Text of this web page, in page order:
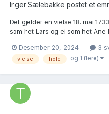
Inger Sælebakke postet et
Det gjelder en vielse 18. mai
som het Lars og ei som het
Lars som jeg er usikker på.
rubrikken for forlovet, så vidt jeg
Desember 20, 2024 3
vielse hole og 1 flere)